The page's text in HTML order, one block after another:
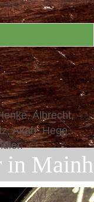
Albrecht,
Akah, Hege,